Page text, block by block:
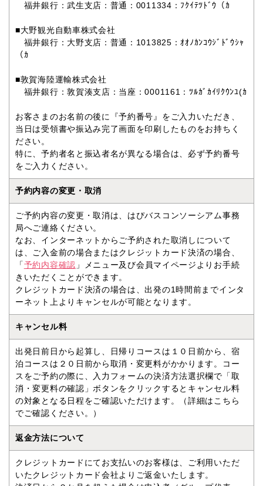
福井銀行：武生支店：普通：0011334：ﾌｸｲﾃﾂﾄﾞｳ（ｶ
■大野観光自動車株式会社
福井銀行：大野支店：普通：1013825：ｵｵﾉｶﾝｺｳｼﾞﾄﾞｳｼｬ
（ｶ
■敦賀海陸運輸株式会社
福井銀行：敦賀湊支店：当座：0001161：ﾂﾙｶﾞｶｲﾘｸｳﾝﾕ(ｶ
お客さまのお名前の後に『予約番号』をご入力いただき、
当日は受領書や振込み完了画面を印刷したものをお持ちく
ださい。
特に、予約者名と振込者名が異なる場合は、必ず予約番号
をご入力ください。
予約内容の変更・取消
ご予約内容の変更・取消は、はぴバスコンソーシアム事務
局へご連絡ください。
なお、インターネットからご予約された取消しについて
は、ご入金前の場合またはクレジットカード決済の場合、
「予約内容確認 」メニュー及び会員マイページよりお手続
きいただくことができます。
クレジットカード決済の場合は、出発の1時間前までインタ
ーネット上よりキャンセルが可能となります。
キャンセル料
出発日前日から起算し、日帰りコースは１０日前から、宿
泊コースは２０日前から取消・変更料がかかります。コー
スをご予約の際に、入力フォームの決済方法選択欄で「取
消・変更料の確認」ボタンをクリックするとキャンセル料
の対象となる日程をご確認いただけます。（詳細はこちら
でご確認ください。）
返金方法について
クレジットカードにてお支払いのお客様は、ご利用いただ
いたクレジットカード会社よりご返金いたします。